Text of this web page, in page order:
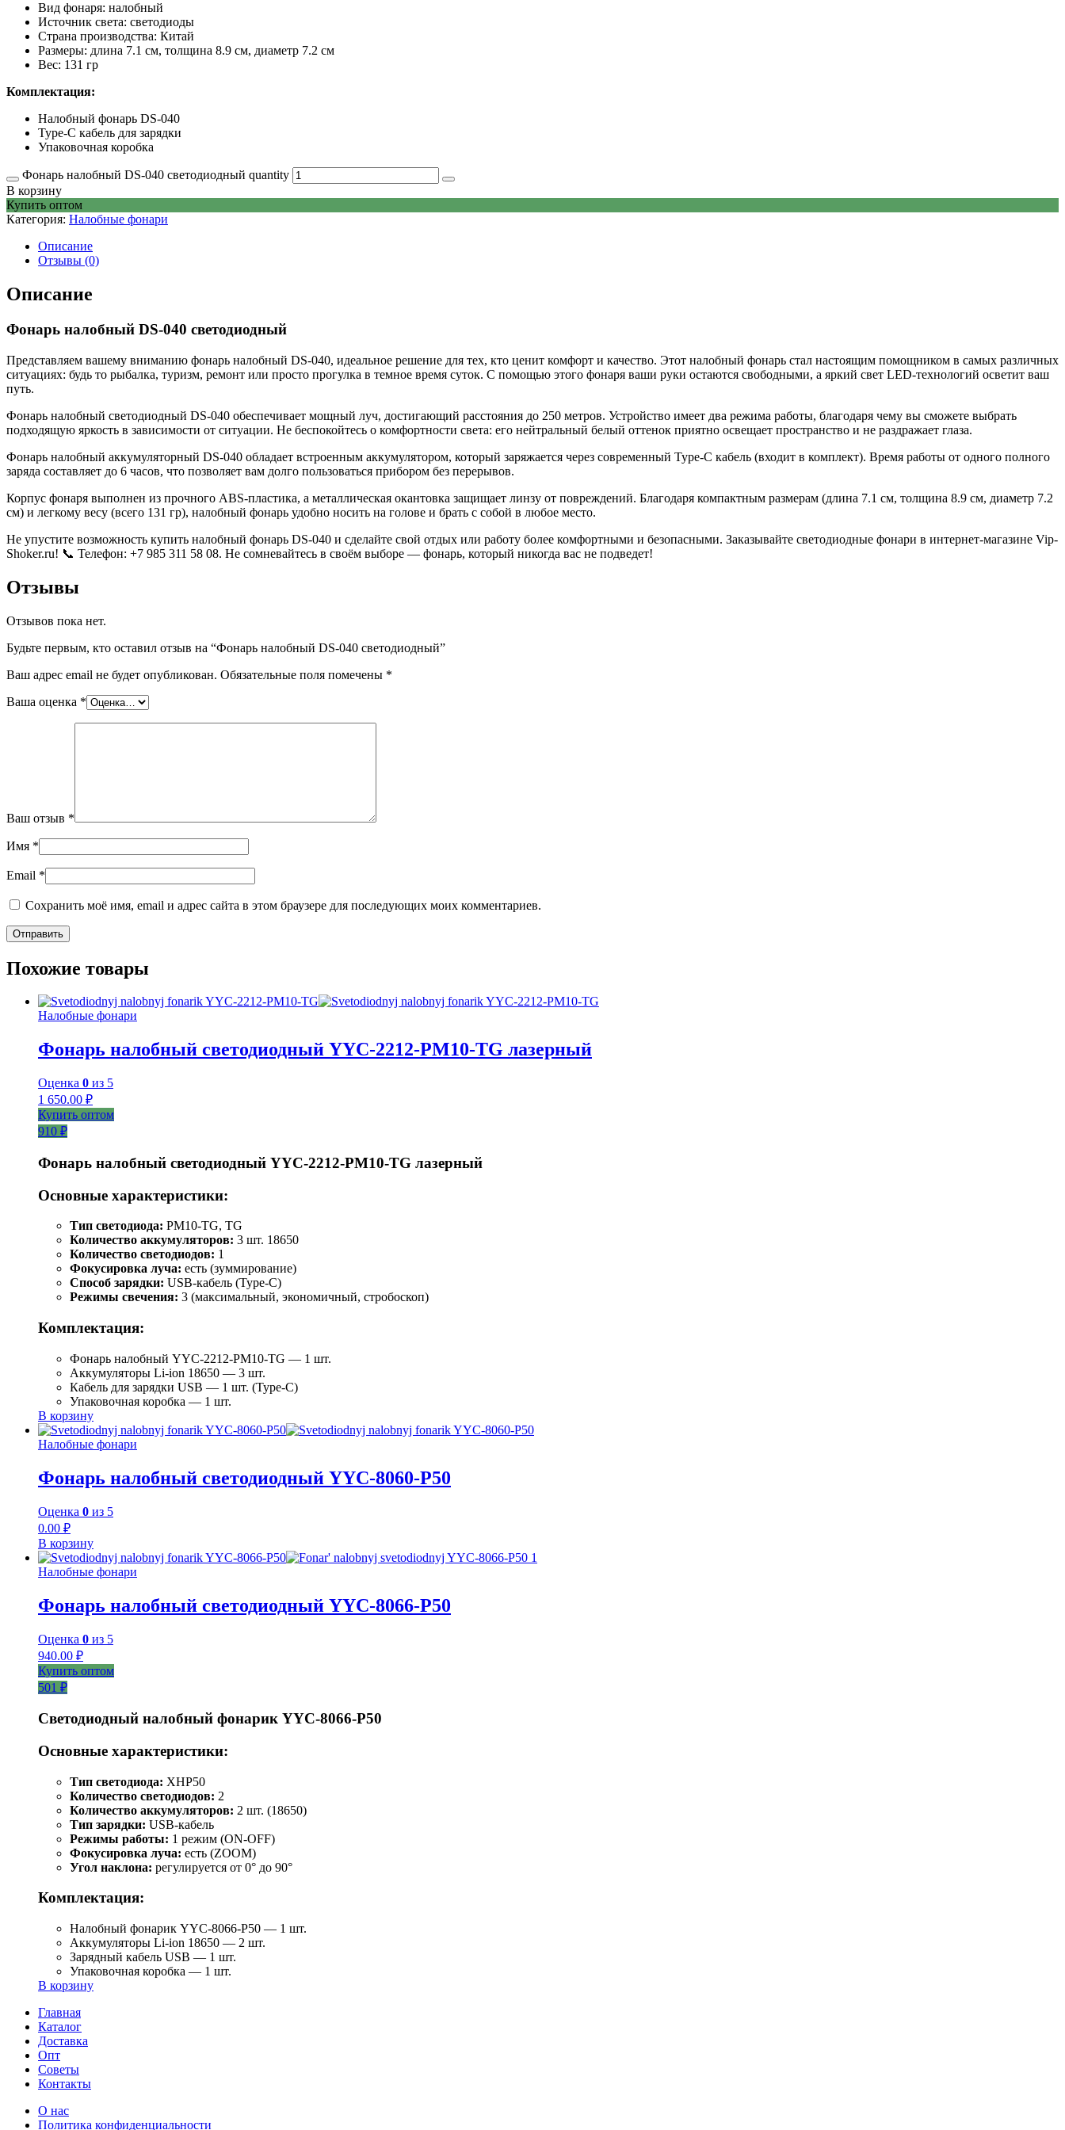
Вид фонаря: налобный
Источник света: светодиоды
Страна производства: Китай
Размеры: длина 7.1 см, толщина 8.9 см, диаметр 7.2 см
Вес: 131 гр
Комплектация:
Налобный фонарь DS-040
Type-C кабель для зарядки
Упаковочная коробка
Фонарь налобный DS-040 светодиодный quantity
В корзину
Купить оптом
Категория: Налобные фонари
Описание
Отзывы (0)
Описание
Фонарь налобный DS-040 светодиодный
Представляем вашему вниманию фонарь налобный DS-040, идеальное решение для тех, кто ценит комфорт и качество. Этот налобный фонарь стал настоящим помощником в самых различных
ситуациях: будь то рыбалка, туризм, ремонт или просто прогулка в темное время суток. С помощью этого фонаря ваши руки остаются свободными, а яркий свет LED-технологий осветит ваш
путь.
Фонарь налобный светодиодный DS-040 обеспечивает мощный луч, достигающий расстояния до 250 метров. Устройство имеет два режима работы, благодаря чему вы сможете выбрать
подходящую яркость в зависимости от ситуации. Не беспокойтесь о комфортности света: его нейтральный белый оттенок приятно освещает пространство и не раздражает глаза.
Фонарь налобный аккумуляторный DS-040 обладает встроенным аккумулятором, который заряжается через современный Type-C кабель (входит в комплект). Время работы от одного полного
заряда составляет до 6 часов, что позволяет вам долго пользоваться прибором без перерывов.
Корпус фонаря выполнен из прочного ABS-пластика, а металлическая окантовка защищает линзу от повреждений. Благодаря компактным размерам (длина 7.1 см, толщина 8.9 см, диаметр 7.2
см) и легкому весу (всего 131 гр), налобный фонарь удобно носить на голове и брать с собой в любое место.
Не упустите возможность купить налобный фонарь DS-040 и сделайте свой отдых или работу более комфортными и безопасными. Заказывайте светодиодные фонари в интернет-магазине Vip-
Shoker.ru! 📞 Телефон: +7 985 311 58 08. Не сомневайтесь в своём выборе — фонарь, который никогда вас не подведет!
Отзывы
Отзывов пока нет.
Будьте первым, кто оставил отзыв на “Фонарь налобный DS-040 светодиодный”
Ваш адрес email не будет опубликован. Обязательные поля помечены *
Ваша оценка *
Ваш отзыв *
Имя *
Email *
Сохранить моё имя, email и адрес сайта в этом браузере для последующих моих комментариев.
Похожие товары
Налобные фонари
Фонарь налобный светодиодный YYC-2212-PM10-TG лазерный
Оценка 0 из 5
1 650.00 ₽
Купить оптом
910 ₽
Фонарь налобный светодиодный YYC-2212-PM10-TG лазерный
Основные характеристики:
Тип светодиода: PM10-TG, TG
Количество аккумуляторов: 3 шт. 18650
Количество светодиодов: 1
Фокусировка луча: есть (зуммирование)
Способ зарядки: USB-кабель (Type-C)
Режимы свечения: 3 (максимальный, экономичный, стробоскоп)
Комплектация:
Фонарь налобный YYC-2212-PM10-TG — 1 шт.
Аккумуляторы Li-ion 18650 — 3 шт.
Кабель для зарядки USB — 1 шт. (Type-C)
Упаковочная коробка — 1 шт.
В корзину
Налобные фонари
Фонарь налобный светодиодный YYC-8060-P50
Оценка 0 из 5
0.00 ₽
В корзину
Налобные фонари
Фонарь налобный светодиодный YYC-8066-P50
Оценка 0 из 5
940.00 ₽
Купить оптом
501 ₽
Светодиодный налобный фонарик YYC-8066-P50
Основные характеристики:
Тип светодиода: XHP50
Количество светодиодов: 2
Количество аккумуляторов: 2 шт. (18650)
Тип зарядки: USB-кабель
Режимы работы: 1 режим (ON-OFF)
Фокусировка луча: есть (ZOOM)
Угол наклона: регулируется от 0° до 90°
Комплектация:
Налобный фонарик YYC-8066-P50 — 1 шт.
Аккумуляторы Li-ion 18650 — 2 шт.
Зарядный кабель USB — 1 шт.
Упаковочная коробка — 1 шт.
В корзину
Главная
Каталог
Доставка
Опт
Советы
Контакты
О нас
Политика конфиденциальности